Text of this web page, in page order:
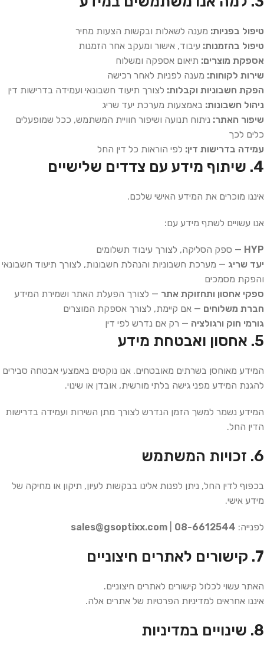
טיפול בפניות: מענה לשאלות ובקשות הצעות מחיר
טיפול בהזמנות: עיבוד, אישור ומעקב אחר הזמנות
אספקת מוצרים: תיאום אספקה ומשלוח
שירות לקוחות: מענה לפניות לאחר רכישה
הפקת חשבוניות וקבלות: לצורך תיעוד חשבונאי ועמידה בדרישות דין
ניהול חשבונות: באמצעות מערכת יעד שריג
שיפור האתר: ניתוח תנועה ושיפור חוויית המשתמש, ככל שמופעלים
כלים לכך
עמידה בדרישות דין: לפי הוראות כל דין החל
4. שיתוף מידע עם צדדים שלישיים
איננו מוכרים את המידע האישי שלכם.
אנו עשויים לשתף מידע עם:
HYP — ספק הסליקה, לצורך עיבוד תשלומים
יעד שריג — מערכת חשבוניות והנהלת חשבונות, לצורך תיעוד חשבונאי
והפקת מסמכים
ספקי אחסון ותחזוקת אתר — לצורך הפעלת האתר ושמירת המידע
חברת משלוחים — אם קיימת, לצורך אספקת המוצרים
גורמי חוק ורגולציה — רק אם נדרש לפי דין
5. אחסון ואבטחת מידע
המידע מאוחסן בשרתים מאובטחים. אנו נוקטים באמצעי אבטחה סבירים
להגנת המידע מפני גישה בלתי מורשית, אובדן או שינוי.
המידע נשמר למשך הזמן הנדרש לצורך מתן השירות ועמידה בדרישות
הדין החל.
6. זכויות המשתמש
בכפוף לדין החל, ניתן לפנות אלינו בבקשות לעיון, תיקון או מחיקה של
מידע אישי.
לפנייה: sales@gsoptixx.com 08-6612544
7. קישורים לאתרים חיצוניים
האתר עשוי לכלול קישורים לאתרים חיצוניים.
איננו אחראים למדיניות הפרטיות של אתרים אלה.
8. שינויים במדיניות